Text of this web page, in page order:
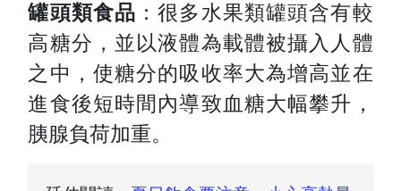
罐頭類食品 ：很多水果類罐頭含有較
高糖分，並以液體為載體被攝入人體
之中，使糖分的吸收率大為增高並在
進食後短時間內導致血糖大幅攀升，
胰腺負荷加重。